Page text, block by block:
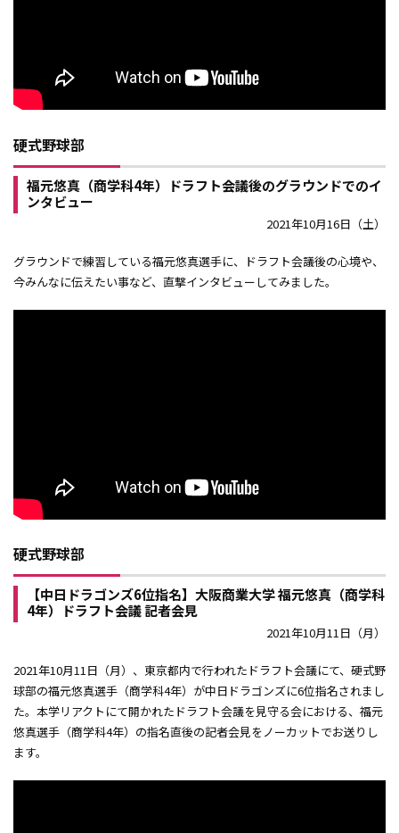
硬式野球部
福元悠真（商学科4年）ドラフト会議後のグラウンドでのイ
ンタビュー
2021年10月16日（土）
グラウンドで練習している福元悠真選手に、ドラフト会議後の心境や、
今みんなに伝えたい事など、直撃インタビューしてみました。
硬式野球部
【中日ドラゴンズ6位指名】大阪商業大学 福元悠真（商学科
4年）ドラフト会議 記者会見
2021年10月11日（月）
2021年10月11日（月）、東京都内で行われたドラフト会議にて、硬式野
球部の福元悠真選手（商学科4年）が中日ドラゴンズに6位指名されまし
た。本学リアクトにて開かれたドラフト会議を見守る会における、福元
悠真選手（商学科4年）の指名直後の記者会見をノーカットでお送りし
ます。